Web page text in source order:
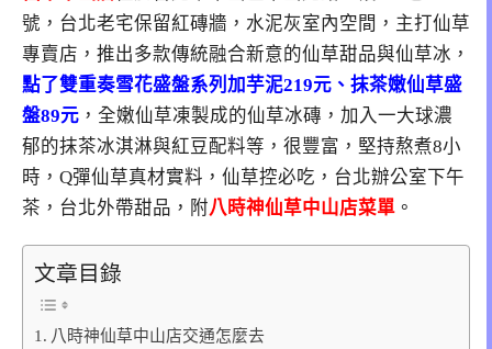
號 ，台北老宅保留紅磚牆，水泥灰室內空間，主打仙草
專賣店，推出多款傳統融合新意的仙草甜品與仙草冰，
點了雙重奏雪花盛盤系列加芋泥219元、抹茶嫩仙草盛
盤89元 ，全嫩仙草凍製成的仙草冰磚，加入一大球濃
郁的抹茶冰淇淋與紅豆配料等，很豐富，堅持熬煮8小
時，Q彈仙草真材實料，仙草控必吃，台北辦公室下午
茶，台北外帶甜品，附八時神仙草中山店菜單 。
文章目錄
八時神仙草中山店交通怎麼去